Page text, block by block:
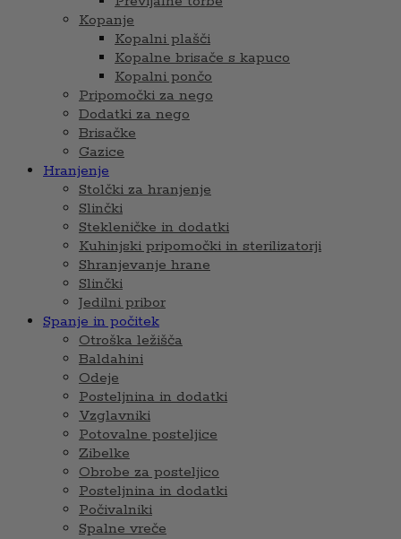
Kopanje
Kopalni plašči
Kopalne brisače s kapuco
Kopalni pončo
Pripomočki za nego
Dodatki za nego
Brisačke
Gazice
Hranjenje
Stolčki za hranjenje
Slinčki
Stekleničke in dodatki
Kuhinjski pripomočki in sterilizatorji
Shranjevanje hrane
Slinčki
Jedilni pribor
Spanje in počitek
Otroška ležišča
Baldahini
Odeje
Posteljnina in dodatki
Vzglavniki
Potovalne posteljice
Zibelke
Obrobe za posteljico
Posteljnina in dodatki
Počivalniki
Spalne vreče